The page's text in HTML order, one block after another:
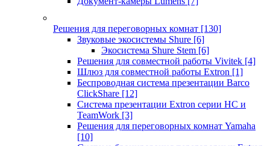
Решения для переговорных комнат [130]
Звуковые экосистемы Shure [6]
Экосистема Shure Stem [6]
Решения для совместной работы Vivitek [4]
Шлюз для совместной работы Extron [1]
Беспроводная система презентации Barco
ClickShare [12]
Система презентации Extron серии HC и
TeamWork [3]
Решения для переговорных комнат Yamaha
[10]